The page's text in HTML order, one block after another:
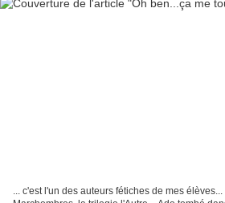
... c'est l'un des auteurs fétiches de mes